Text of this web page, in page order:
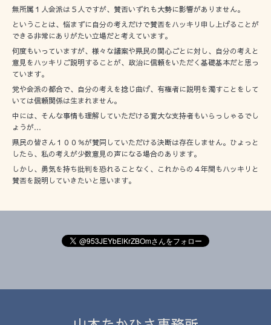
無所属１人会派は５人ですが、賛否いずれも大勢に影響がありません。
ということは、悩まずに自分の考えだけで賛否をハッキリ申し上げることが
できる非常にありがたい立場だと考えています。
何度もいっていますが、様々な議案や県民の関心ごとに対し、自分の考えと
意見をハッキリご説明することが、政治に信頼をいただく基礎基本だと思っ
ています。
党や会派の都合で、自分の考えを捻じ曲げ、有権者に説明を濁すことをして
いては信頼関係は生まれません。
中には、そんな事情も理解していただける寛大な支持者もいらっしゃるでし
ょうが…
県民の皆さん１００％が賛同していただける決断は存在しません。ひょっと
したら、私の考えが少数意見の声になる場合のあります。
しかし、勇気を持ち批判を恐れることなく、これからの４年間もハッキリと
賛否を説明していきたいと思います。